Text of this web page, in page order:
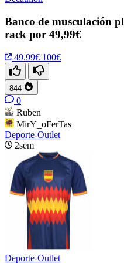
Banco de musculación
rack por 49,99€
49.99€ 100€
844
0
Ruben
MirY_oFerTas
Deporte-Outlet
2sem
Deporte-Outlet